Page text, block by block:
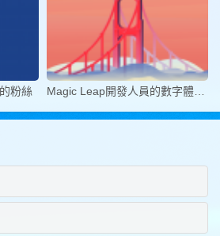
粉絲 Magic Leap開發人員的數字體驗旅程